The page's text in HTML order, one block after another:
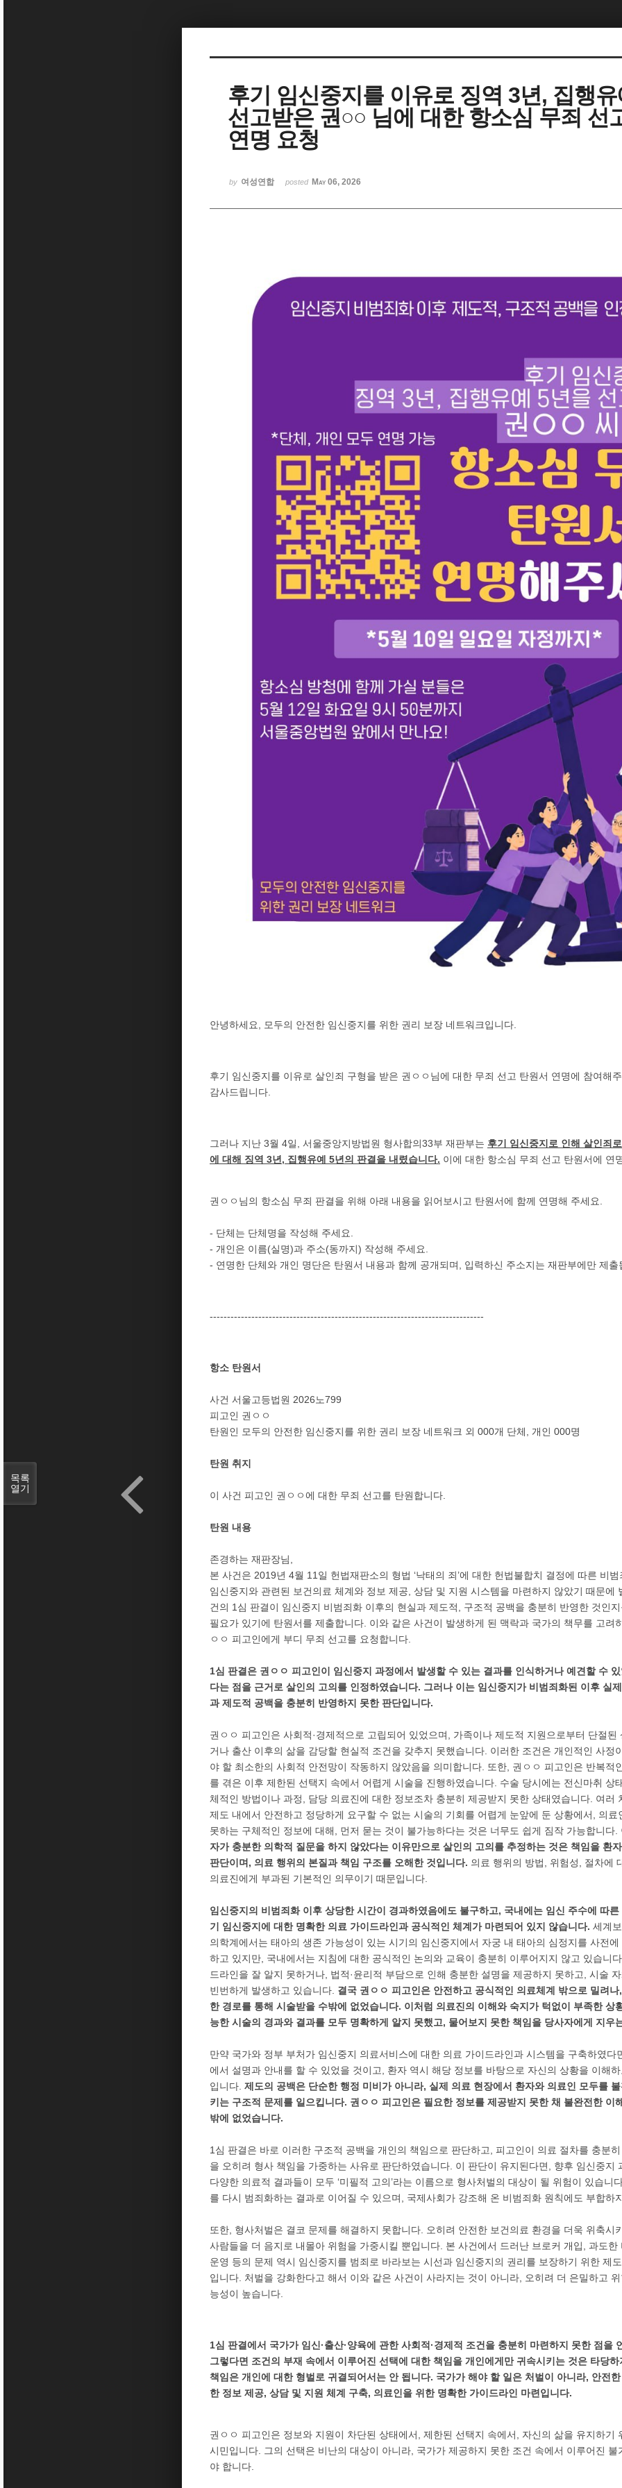
후기 임신중지를 이유로 징역 3년, 집행
선고받은 권○○ 님에 대한 항소심 무죄 선
연명 요청
by 여성연합 posted May 06, 2026
안녕하세요, 모두의 안전한 임신중지를 위한 권리 보장 네트워크입니다.
후기 임신중지를 이유로 살인죄 구형을 받은 권ㅇㅇ님에 대한 무죄 선고 탄원서 연명에 참여해
감사드립니다.
그러나 지난 3월 4일, 서울중앙지방법원 형사합의33부 재판부는 후기 임신중지로 인해 살인죄
에 대해 징역 3년, 집행유예 5년의 판결을 내렸습니다. 이에 대한 항소심 무죄 선고 탄원서에 연
권ㅇㅇ님의 항소심 무죄 판결을 위해 아래 내용을 읽어보시고 탄원서에 함께 연명해 주세요.
- 단체는 단체명을 작성해 주세요.
- 개인은 이름(실명)과 주소(동까지) 작성해 주세요.
- 연명한 단체와 개인 명단은 탄원서 내용과 함께 공개되며, 입력하신 주소지는 재판부에만 제
-------------------------------------------------------------------------------
항소 탄원서
사건 서울고등법원 2026노799
피고인 권ㅇㅇ
탄원인 모두의 안전한 임신중지를 위한 권리 보장 네트워크 외 000개 단체, 개인 000명
탄원 취지
이 사건 피고인 권ㅇㅇ에 대한 무죄 선고를 탄원합니다.
탄원 내용
존경하는 재판장님,
본 사건은 2019년 4월 11일 헌법재판소의 형법 ‘낙태의 죄’에 대한 헌법불합치 결정에 따른 비
임신중지와 관련된 보건의료 체계와 정보 제공, 상담 및 지원 시스템을 마련하지 않았기 때문에
건의 1심 판결이 임신중지 비범죄화 이후의 현실과 제도적, 구조적 공백을 충분히 반영한 것인
필요가 있기에 탄원서를 제출합니다. 이와 같은 사건이 발생하게 된 맥락과 국가의 책무를 고려
ㅇㅇ 피고인에게 부디 무죄 선고를 요청합니다.
1심 판결은 권ㅇㅇ 피고인이 임신중지 과정에서 발생할 수 있는 결과를 인식하거나 예견할 수
다는 점을 근거로 살인의 고의를 인정하였습니다. 그러나 이는 임신중지가 비범죄화된 이후 실
과 제도적 공백을 충분히 반영하지 못한 판단입니다.
권ㅇㅇ 피고인은 사회적·경제적으로 고립되어 있었으며, 가족이나 제도적 지원으로부터 단절된
거나 출산 이후의 삶을 감당할 현실적 조건을 갖추지 못했습니다. 이러한 조건은 개인적인 사정
야 할 최소한의 사회적 안전망이 작동하지 않았음을 의미합니다. 또한, 권ㅇㅇ 피고인은 반복적
를 겪은 이후 제한된 선택지 속에서 어렵게 시술을 진행하였습니다. 수술 당시에는 전신마취 상
체적인 방법이나 과정, 담당 의료진에 대한 정보조차 충분히 제공받지 못한 상태였습니다. 여러
제도 내에서 안전하고 정당하게 요구할 수 없는 시술의 기회를 어렵게 눈앞에 둔 상황에서, 의료
못하는 구체적인 정보에 대해, 먼저 묻는 것이 불가능하다는 것은 너무도 쉽게 짐작 가능합니다.
자가 충분한 의학적 질문을 하지 않았다는 이유만으로 살인의 고의를 추정하는 것은 책임을 환
판단이며, 의료 행위의 본질과 책임 구조를 오해한 것입니다. 의료 행위의 방법, 위험성, 절차에
의료진에게 부과된 기본적인 의무이기 때문입니다.
임신중지의 비범죄화 이후 상당한 시간이 경과하였음에도 불구하고, 국내에는 임신 주수에 따
기 임신중지에 대한 명확한 의료 가이드라인과 공식적인 체계가 마련되어 있지 않습니다. 세계
의학계에서는 태아의 생존 가능성이 있는 시기의 임신중지에서 자궁 내 태아의 심정지를 사전
하고 있지만, 국내에서는 지침에 대한 공식적인 논의와 교육이 충분히 이루어지지 않고 있습니
드라인을 잘 알지 못하거나, 법적·윤리적 부담으로 인해 충분한 설명을 제공하지 못하고, 시술
빈번하게 발생하고 있습니다. 결국 권ㅇㅇ 피고인은 안전하고 공식적인 의료체계 밖으로 밀려
한 경로를 통해 시술받을 수밖에 없었습니다. 이처럼 의료진의 이해와 숙지가 턱없이 부족한 상
능한 시술의 경과와 결과를 모두 명확하게 알지 못했고, 물어보지 못한 책임을 당사자에게 지우
만약 국가와 정부 부처가 임신중지 의료서비스에 대한 의료 가이드라인과 시스템을 구축하였다
에서 설명과 안내를 할 수 있었을 것이고, 환자 역시 해당 정보를 바탕으로 자신의 상황을 이해
입니다. 제도의 공백은 단순한 행정 미비가 아니라, 실제 의료 현장에서 환자와 의료인 모두를
키는 구조적 문제를 일으킵니다. 권ㅇㅇ 피고인은 필요한 정보를 제공받지 못한 채 불완전한 이
밖에 없었습니다.
1심 판결은 바로 이러한 구조적 공백을 개인의 책임으로 판단하고, 피고인이 의료 절차를 충분
을 오히려 형사 책임을 가중하는 사유로 판단하였습니다. 이 판단이 유지된다면, 향후 임신중지
다양한 의료적 결과들이 모두 ‘미필적 고의’라는 이름으로 형사처벌의 대상이 될 위험이 있습니
를 다시 범죄화하는 결과로 이어질 수 있으며, 국제사회가 강조해 온 비범죄화 원칙에도 부합하
또한, 형사처벌은 결코 문제를 해결하지 못합니다. 오히려 안전한 보건의료 환경을 더욱 위축시
사람들을 더 음지로 내몰아 위험을 가중시킬 뿐입니다. 본 사건에서 드러난 브로커 개입, 과도한
운영 등의 문제 역시 임신중지를 범죄로 바라보는 시선과 임신중지의 권리를 보장하기 위한 제
입니다. 처벌을 강화한다고 해서 이와 같은 사건이 사라지는 것이 아니라, 오히려 더 은밀하고
능성이 높습니다.
1심 판결에서 국가가 임신·출산·양육에 관한 사회적·경제적 조건을 충분히 마련하지 못한 점을
그렇다면 조건의 부재 속에서 이루어진 선택에 대한 책임을 개인에게만 귀속시키는 것은 타당
책임은 개인에 대한 형벌로 귀결되어서는 안 됩니다. 국가가 해야 할 일은 처벌이 아니라, 안전
한 정보 제공, 상담 및 지원 체계 구축, 의료인을 위한 명확한 가이드라인 마련입니다.
권ㅇㅇ 피고인은 정보와 지원이 차단된 상태에서, 제한된 선택지 속에서, 자신의 삶을 유지하기
시민입니다. 그의 선택은 비난의 대상이 아니라, 국가가 제공하지 못한 조건 속에서 이루어진 불
야 합니다.
목록
열기
Sketchbook5, 스케치북5